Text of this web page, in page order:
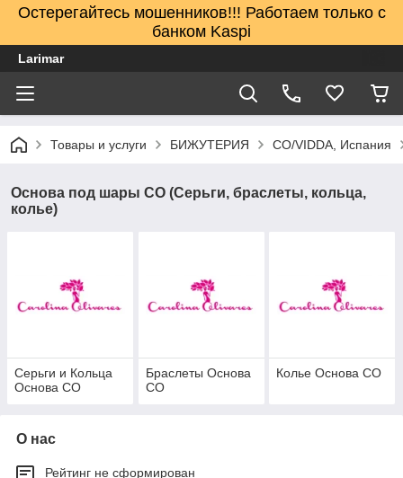
Остерегайтесь мошенников!!! Работаем только с
банком Kaspi
Larimar
Товары и услуги БИЖУТЕРИЯ CO/VIDDA, Испания
Основа под шары СО (Серьги, браслеты, кольца,
колье)
Серьги и Кольца
Основа СО
Браслеты Основа
СО
Колье Основа СО
О нас
Рейтинг не сформирован